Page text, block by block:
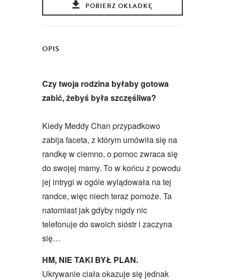
POBIERZ OKŁADKĘ
OPIS
Czy twoja rodzina byłaby gotowa
zabić, żebyś była szczęśliwa?
Kiedy Meddy Chan przypadkowo
zabija faceta, z którym umówiła się na
randkę w ciemno, o pomoc zwraca się
do swojej mamy. To w końcu z powodu
jej intrygi w ogóle wylądowała na tej
randce, więc niech teraz pomoże. Ta
natomiast jak gdyby nigdy nic
telefonuje do swoich sióstr i zaczyna
się…
HM, NIE TAKI BYŁ PLAN.
Ukrywanie ciała okazuje się jednak